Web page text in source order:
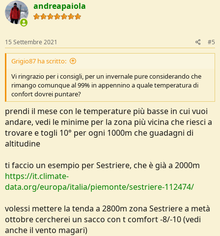
andreapaiola
15 Settembre 2021 #5
Grigio87 ha scritto:
Vi ringrazio per i consigli, per un invernale pure considerando che
rimango comunque al 99% in appennino a quale temperatura di
confort dovrei puntare?
prendi il mese con le temperature più basse in cui vuoi
andare, vedi le minime per la zona più vicina che riesci a
trovare e togli 10° per ogni 1000m che guadagni di
altitudine
ti faccio un esempio per Sestriere, che è già a 2000m
https://it.climate-
data.org/europa/italia/piemonte/sestriere-112474/
volessi mettere la tenda a 2800m zona Sestriere a metà
ottobre cercherei un sacco con t comfort -8/-10 (vedi
anche il vento magari)